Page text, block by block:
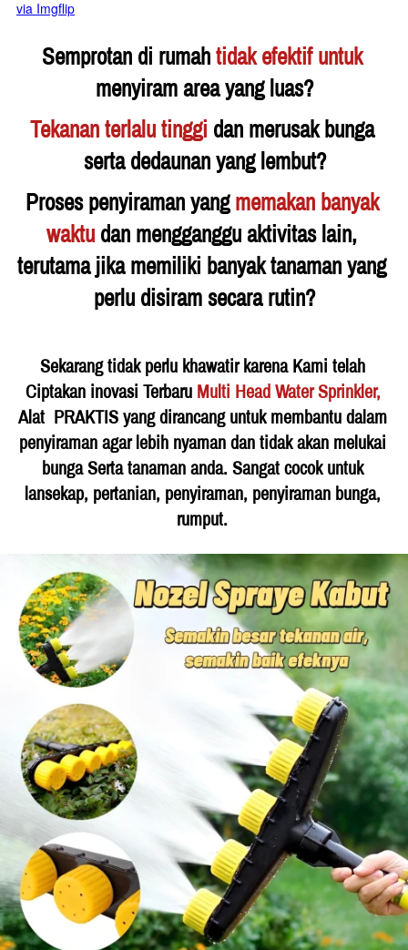
via Imgflip
Semprotan di rumah tidak efektif untuk
menyiram area yang luas?
Tekanan terlalu tinggi dan merusak bunga
serta dedaunan yang lembut?
Proses penyiraman yang memakan banyak
waktu dan mengganggu aktivitas lain,
terutama jika memiliki banyak tanaman yang
perlu disiram secara rutin?
Sekarang tidak perlu khawatir karena Kami telah
Ciptakan inovasi Terbaru Multi Head Water Sprinkler,
Alat  PRAKTIS yang dirancang untuk membantu dalam
penyiraman agar lebih nyaman dan tidak akan melukai
bunga Serta tanaman anda. Sangat cocok untuk
lansekap, pertanian, penyiraman, penyiraman bunga,
rumput.